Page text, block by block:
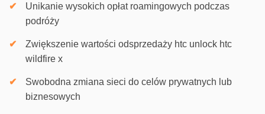
Unikanie wysokich opłat roamingowych podczas
podróży
Zwiększenie wartości odsprzedaży htc unlock htc
wildfire x
Swobodna zmiana sieci do celów prywatnych lub
biznesowych